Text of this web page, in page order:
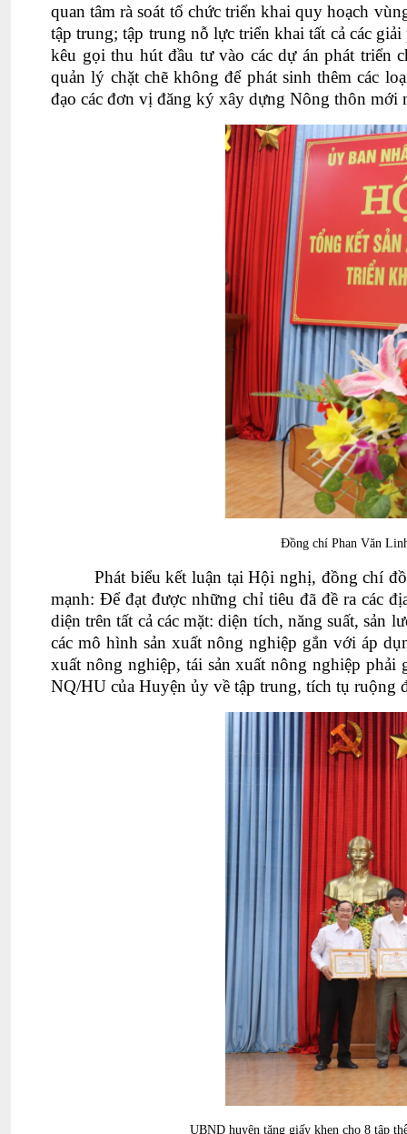
quan tâm rà soát tố chức triển khai quy hoạch
tập trung; tập trung nỗ lực triển khai tất cả các
kêu gọi thu hút đầu tư vào các dự án phát triển
quản lý chặt chẽ không để phát sinh thêm các
đạo các đơn vị đăng ký xây dựng Nông thôn
Đồng chí Phan Văn
Phát biểu kết luận tại Hội nghị, đồng chí
mạnh: Để đạt được những chỉ tiêu đã đề ra các
diện trên tất cả các mặt: diện tích, năng suất,
các mô hình sản xuất nông nghiệp gắn với áp
xuất nông nghiệp, tái sản xuất nông nghiệp
NQ/HU của Huyện ủy về tập trung, tích tụ ruộng
UBND huyện tặng giấy khen cho 8 tập